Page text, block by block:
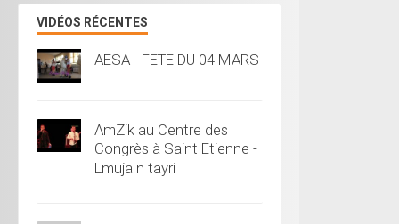
VIDÉOS RÉCENTES
AESA - FETE DU 04 MARS
AmZik au Centre des
Congrès à Saint Etienne -
Lmuja n tayri